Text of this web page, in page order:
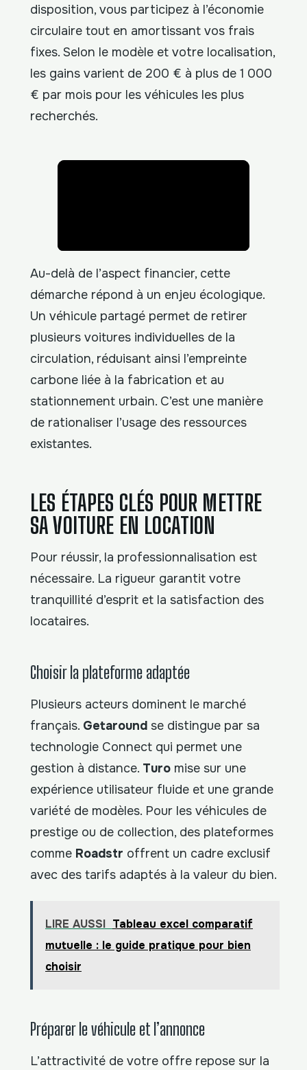
disposition, vous participez à l’économie
circulaire tout en amortissant vos frais
fixes. Selon le modèle et votre localisation,
les gains varient de 200 € à plus de 1 000
€ par mois pour les véhicules les plus
recherchés.
Au-delà de l’aspect financier, cette
démarche répond à un enjeu écologique.
Un véhicule partagé permet de retirer
plusieurs voitures individuelles de la
circulation, réduisant ainsi l’empreinte
carbone liée à la fabrication et au
stationnement urbain. C’est une manière
de rationaliser l’usage des ressources
existantes.
LES ÉTAPES CLÉS POUR METTRE
SA VOITURE EN LOCATION
Pour réussir, la professionnalisation est
nécessaire. La rigueur garantit votre
tranquillité d’esprit et la satisfaction des
locataires.
Choisir la plateforme adaptée
Plusieurs acteurs dominent le marché
français. Getaround se distingue par sa
technologie Connect qui permet une
gestion à distance. Turo mise sur une
expérience utilisateur fluide et une grande
variété de modèles. Pour les véhicules de
prestige ou de collection, des plateformes
comme Roadstr offrent un cadre exclusif
avec des tarifs adaptés à la valeur du bien.
LIRE AUSSI Tableau excel comparatif
mutuelle : le guide pratique pour bien
choisir
Préparer le véhicule et l’annonce
L’attractivité de votre offre repose sur la